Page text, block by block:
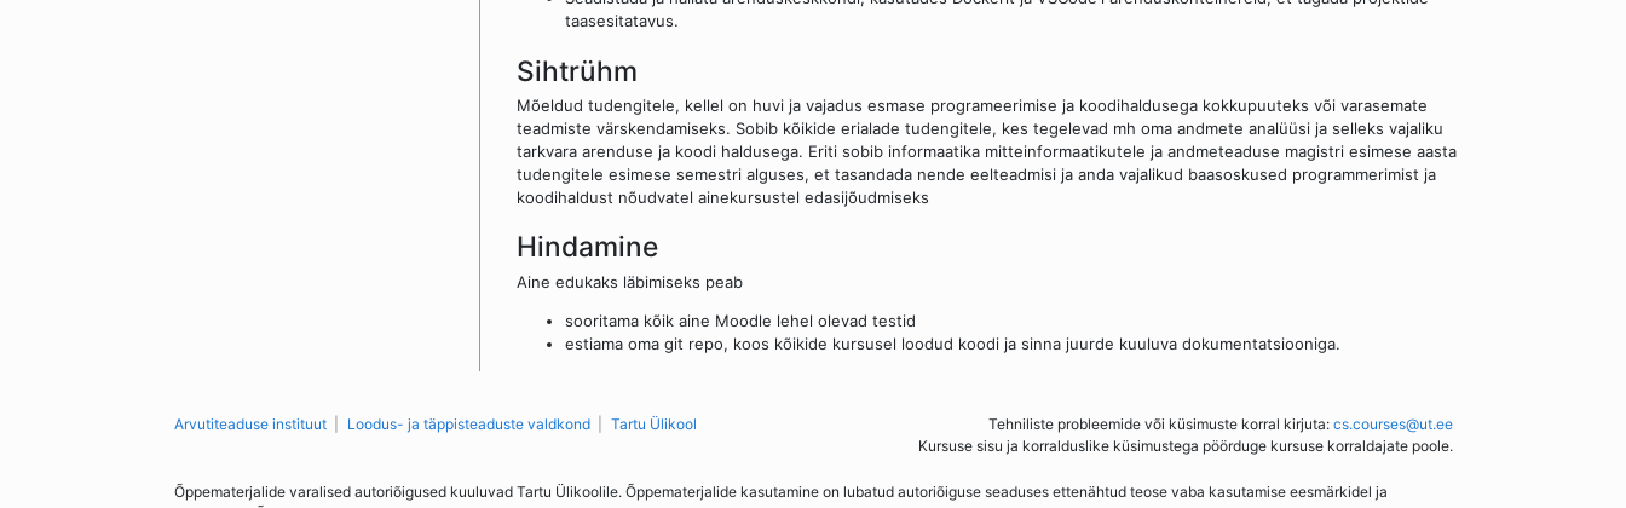
taasesitatavus.
Sihtrühm
Mõeldud tudengitele, kellel on huvi ja vajadus esmase programeerimise ja koodihaldusega kokkupuuteks või varasemate
teadmiste värskendamiseks. Sobib kõikide erialade tudengitele, kes tegelevad mh oma andmete analüüsi ja selleks vajaliku
tarkvara arenduse ja koodi haldusega. Eriti sobib informaatika mitteinformaatikutele ja andmeteaduse magistri esimese aasta
tudengitele esimese semestri alguses, et tasandada nende eelteadmisi ja anda vajalikud baasoskused programmerimist ja
koodihaldust nõudvatel ainekursustel edasijõudmiseks
Hindamine
Aine edukaks läbimiseks peab
sooritama kõik aine Moodle lehel olevad testid
estiama oma git repo, koos kõikide kursusel loodud koodi ja sinna juurde kuuluva dokumentatsiooniga.
Arvutiteaduse instituut Loodus- ja täppisteaduste valdkond Tartu Ülikool Tehniliste probleemide või küsimuste korral kirjuta: cs.courses@ut.ee
Kursuse sisu ja korralduslike küsimustega pöörduge kursuse korraldajate poole.
Õppematerjalide varalised autoriõigused kuuluvad Tartu Ülikoolile. Õppematerjalide kasutamine on lubatud autoriõiguse seaduses ettenähtud teose vaba kasutamise eesmärkidel ja